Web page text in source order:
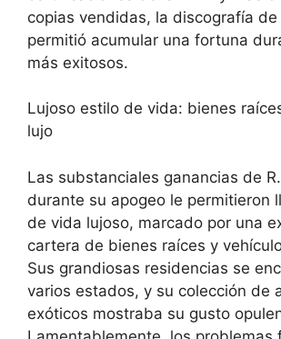
copias vendidas, la discografía de
permitió acumular una fortuna
más exitosos.
Lujoso estilo de vida: bienes
lujo
Las substanciales ganancias de
durante su apogeo le permitieron
de vida lujoso, marcado por una
cartera de bienes raíces y
Sus grandiosas residencias se
varios estados, y su colección de
exóticos mostraba su gusto